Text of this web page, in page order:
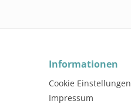
Informationen
Cookie Einstellungen
Impressum